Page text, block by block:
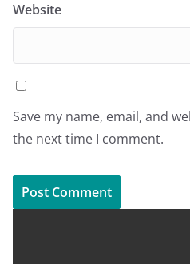
Website
Save my name, email, and
the next time I comment.